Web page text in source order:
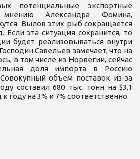
потенциальные экспортные
Александра Фомина,
Вылов этих рыб сокращается
эта ситуация сохранится, то
будет реализовываться внутри
Савельев замечает, что на
в том числе из Норвегии, сейчас
доля импорта в Россию
объем поставок из-за
составил 680 тыс. тонн на $3,1
году на 3% и 7% соответственно.